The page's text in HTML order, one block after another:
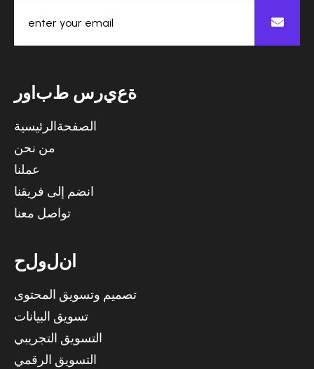
رو بط س ريعة
الصفحةالرئيسية
من نحن
عملنا
انضم إلى فريقنا
تواصل معنا
حلولن
تصميم وتسويق المحتوى
تسويق البيانات
التسويق التجريبي
التسويق الرقمي